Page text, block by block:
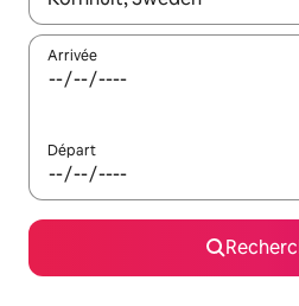
Arrivée
Départ